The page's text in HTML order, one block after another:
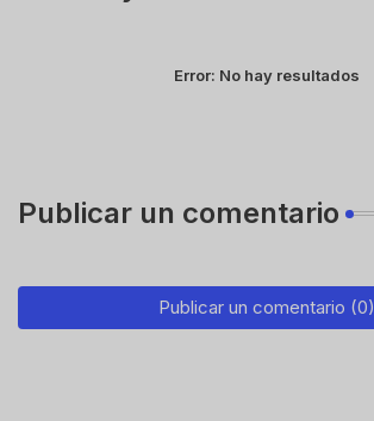
Error: No hay resultados
Publicar un comentario
Publicar un comentario (0)